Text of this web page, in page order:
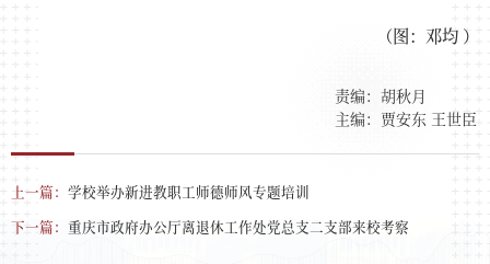
（图：邓均 ）
责编：胡秋月
主编：贾安东 王世臣
上一篇： 学校举办新进教职工师德师风专题培训
下一篇： 重庆市政府办公厅离退休工作处党总支二支部来校考察